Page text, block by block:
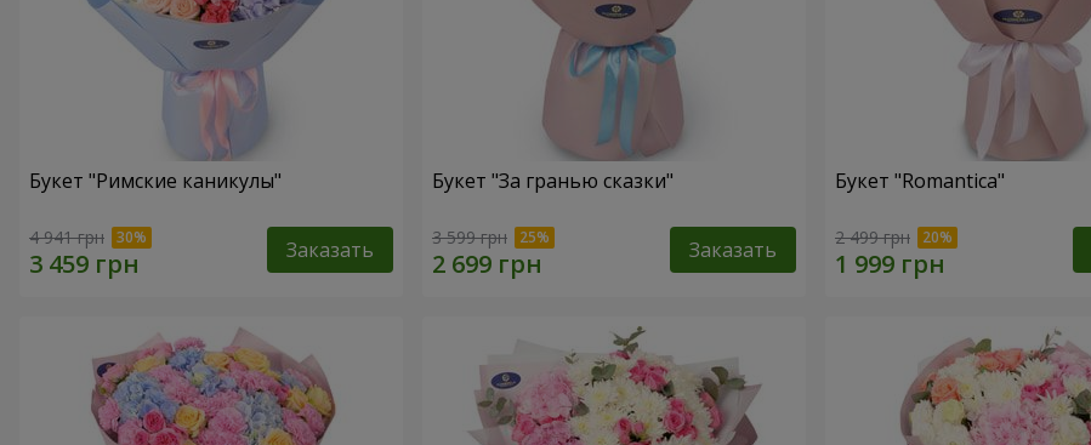
Букет "Римские каникулы"
4 941 грн Заказать
Букет "За гранью сказки"
3 599 грн Заказать
Букет "Romantica"
2 499 грн